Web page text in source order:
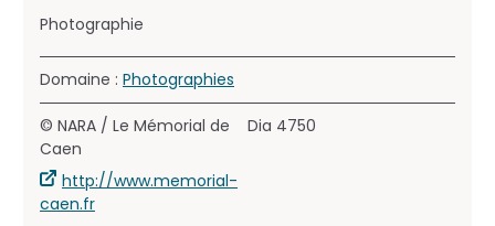
Photographie
Domaine : Photographies
© NARA / Le Mémorial de
Caen
http://www.memorial-
caen.fr
Dia 4750